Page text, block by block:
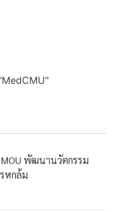
พัฒนานวัตกรรม
หกล้ม